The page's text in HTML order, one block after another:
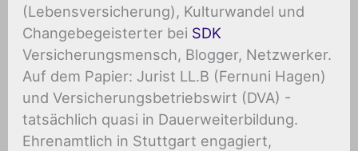
(Lebensversicherung), Kulturwandel und
Changebegeisterter bei SDK
Versicherungsmensch, Blogger, Netzwerker.
Auf dem Papier: Jurist LL.B (Fernuni Hagen)
und Versicherungsbetriebswirt (DVA) -
tatsächlich quasi in Dauerweiterbildung.
Ehrenamtlich in Stuttgart engagiert,